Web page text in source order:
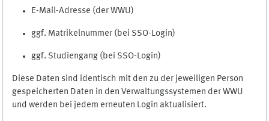
E-Mail-Adresse (der WWU)
ggf. Matrikelnummer (bei SSO-Login)
ggf. Studiengang (bei SSO-Login)
Diese Daten sind identisch mit den zu der jeweiligen Person
gespeicherten Daten in den Verwaltungssystemen der WWU
und werden bei jedem erneuten Login aktualisiert.